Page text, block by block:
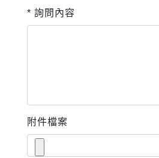
* 詢問內容
附件檔案